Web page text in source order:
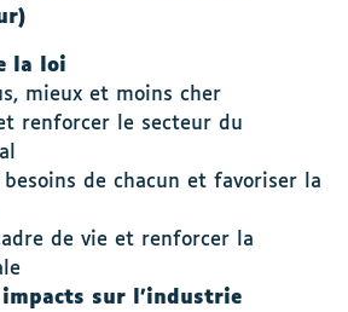
la loi
mieux et moins cher
renforcer le secteur du
besoins de chacun et favoriser la
de vie et renforcer la
sur l’industrie